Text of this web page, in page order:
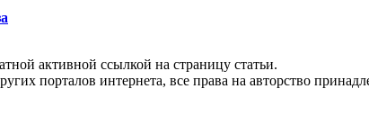
активной ссылкой на страницу статьи.
порталов интернета, все права на авторство